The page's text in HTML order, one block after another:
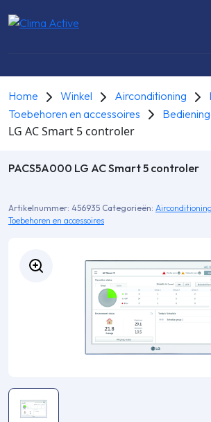
Home Winkel Airconditioning
Toebehoren en accessoires
LG AC Smart 5 controler
PACS5A000 LG AC Smart 5 controler
Artikelnummer: 456935 Categorieën: Airconditioning
Toebehoren en accessoires